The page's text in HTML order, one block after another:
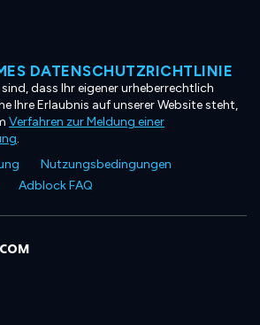
DATENSCHUTZRICHTLINIE
dass Ihr eigener urheberrechtlich
Ihre Erlaubnis auf unserer Website steht,
Verfahren zur Meldung einer
.
Nutzungsbedingungen
Adblock FAQ